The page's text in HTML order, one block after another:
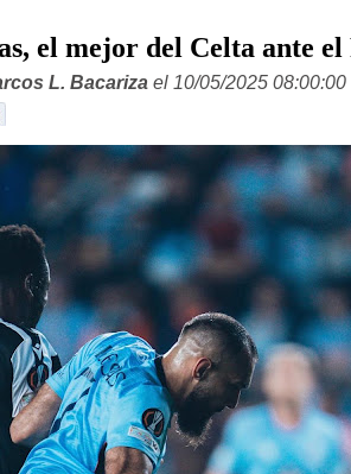
el mejor del Celta ante
L. Bacariza el 10/05/2025 08:00:00